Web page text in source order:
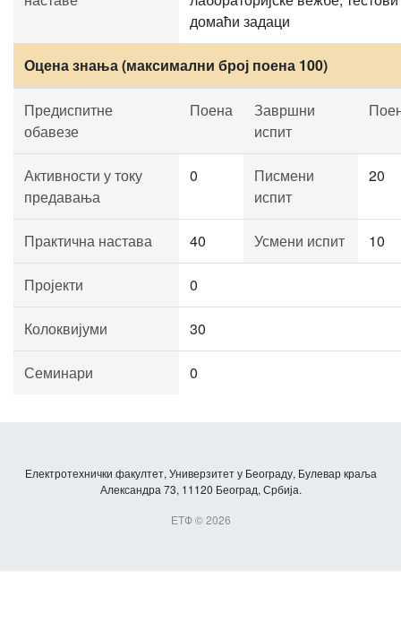
домаћи задаци
Оцена знања (максимални број поена 100)
Предиспитне
обавезе
Поена
Завршни
испит
Активности у току
предавања
0
Писмени
испит
20
Практична настава 40 Усмени испит 10
Пројекти 0
Колоквијуми 30
Семинари 0
Електротехнички факултет, Универзитет у Београду, Булевар краља
Александра 73, 11120 Београд, Србија.
ЕТФ © 2026